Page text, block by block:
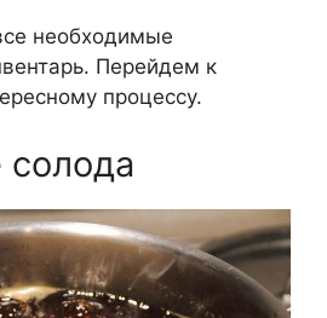
необходимые
Перейдем к
процессу.
солода